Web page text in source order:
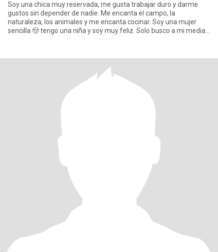
Soy una chica muy reservada, me gusta trabajar duro y darme
gustos sin depender de nadie. Me encanta el campo, la
naturaleza, los animales y me encanta cocinar. Soy una mujer
sencilla 🤠 tengo una niña y soy muy feliz. Solo busco a mi media